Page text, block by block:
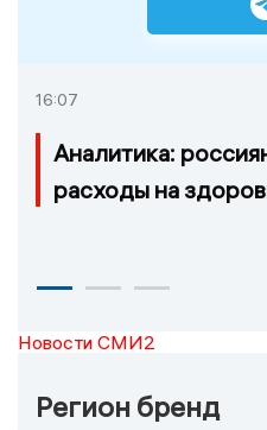
16:07
Аналитика:
расходы на
Новости СМИ2
Регион бренд